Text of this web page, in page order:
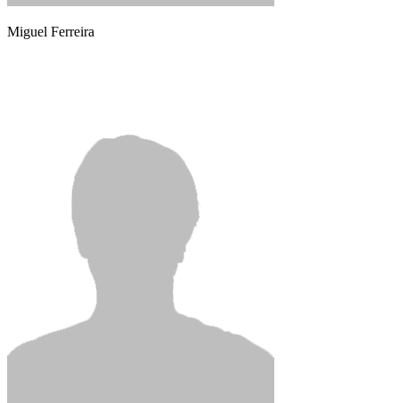
Miguel Ferreira